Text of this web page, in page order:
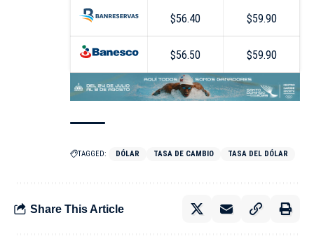
$56.40 $59.90
$56.50 $59.90
TAGGED: DÓLAR TASA DE CAMBIO TASA DEL DÓLAR
Share This Article